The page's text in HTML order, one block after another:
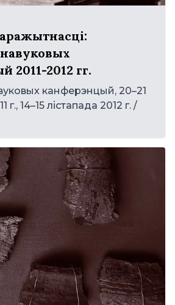
2011-2012 гг.
канферэнцый, 20–21
г., 14–15 лістапада 2012 г. /